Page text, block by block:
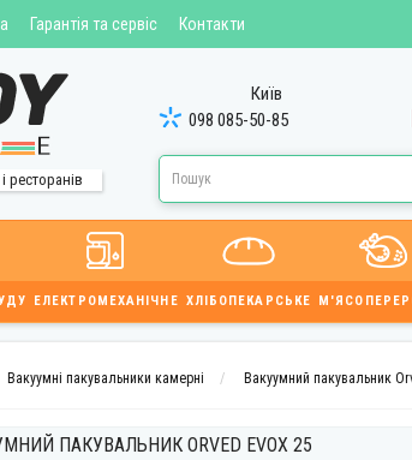
Гарантія та сервіс Контакти
ресторанів
Київ
098 085-50-85
ЕЛЕКТРОМЕХАНІЧНЕ ХЛІБОПЕКАРСЬКЕ
Вакуумні пакувальники камерні Вакуумний пакувальник
ПАКУВАЛЬНИК ORVED EVOX 25